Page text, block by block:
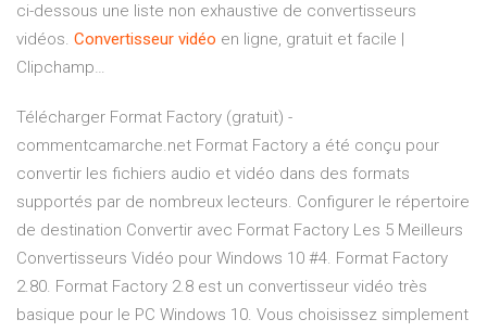
ci-dessous une liste non exhaustive de convertisseurs
vidéos. Convertisseur vidéo en ligne, gratuit et facile |
Clipchamp…
Télécharger Format Factory (gratuit) -
commentcamarche.net Format Factory a été conçu pour
convertir les fichiers audio et vidéo dans des formats
supportés par de nombreux lecteurs. Configurer le répertoire
de destination Convertir avec Format Factory Les 5 Meilleurs
Convertisseurs Vidéo pour Windows 10 #4. Format Factory
2.80. Format Factory 2.8 est un convertisseur vidéo très
basique pour le PC Windows 10. Vous choisissez simplement